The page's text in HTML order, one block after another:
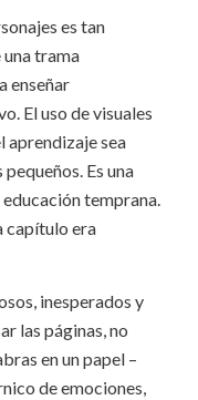
es tan
trama
enseñar
El uso de visuales
aprendizaje sea
Es una
temprana.
capítulo era
inesperados y
las páginas, no
en un papel –
de emociones,